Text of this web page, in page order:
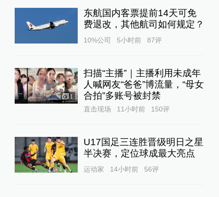
东航国内客票提前14天可免
费退改，其他航司如何规定？
10%公司 5小时前 87评
1
扫描“主播”｜主播利用未成年
人喊网友“爸爸”博流量，“母女
合拍”多账号被封禁
直击现场 11小时前 150评
U17国足三连胜晋级明日之星
半决赛，定位球成最大亮点
运动家 14小时前 56评